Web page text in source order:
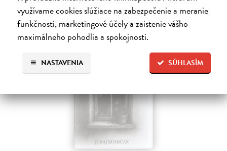
využívame cookies slúžiace na zabezpečenie a meranie
funkčnosti, marketingové účely a zaistenie vášho
maximálneho pohodlia a spokojnosti.
SÚHLASÍM
NASTAVENIA
16,90 € ?